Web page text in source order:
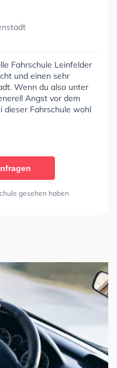
Fahrschule Leinfelder
und einen sehr
Wenn du also unter
Angst vor dem
dieser Fahrschule wohl
gesehen haben